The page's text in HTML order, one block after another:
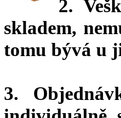
2.
skladem,
tomu bývá u
3.